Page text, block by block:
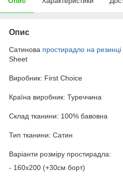
Опис
Сатинова простирадло на резинці
Sheet
Виробник: First Choice
Країна виробник: Туреччина
Склад тканини: 100% бавовна
Тип тканини: Сатин
Варіанти розміру простирадла:
- 160х200 (+30см борт)